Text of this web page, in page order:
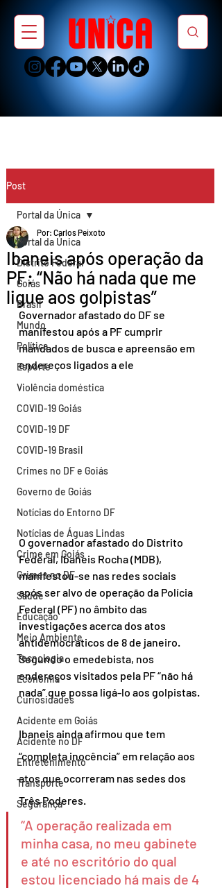
Post
Portal da Única
Distrito Federal
Goiás
Brasil
Mundo
Política
Esporte
Violência doméstica
COVID-19 Goiás
COVID-19 DF
COVID-19 Brasil
Crimes no DF e Goiás
Governo de Goiás
Notícias do Entorno DF
Notícias de Águas Lindas
Crime em Goiás
Crimes no DF
Saúde
Educação
Meio Ambiente
Tecnologia
Economia
Curiosidades
Acidente em Goiás
Acidente no DF
Entretenimento
Transporte
Segurança
Portal da Única
Ibaneis após operação da
PF: “Não há nada que me
ligue aos golpistas”
Por: Carlos Peixoto
Governador afastado do DF se
manifestou após a PF cumprir
mandados de busca e apreensão em
endereços ligados a ele
O governador afastado do Distrito
Federal, Ibaneis Rocha (MDB),
manifestou-se nas redes sociais
após ser alvo de operação da Polícia
Federal (PF) no âmbito das
investigações acerca dos atos
antidemocráticos de 8 de janeiro.
Segundo o emedebista, nos
endereços visitados pela PF “não há
nada” que possa ligá-lo aos golpistas.
Ibaneis ainda afirmou que tem
“completa inocência” em relação aos
atos que ocorreram nas sedes dos
Três Poderes.
“A operação realizada em
minha casa, no meu gabinete
e até no escritório do qual
estou licenciado há mais de 4